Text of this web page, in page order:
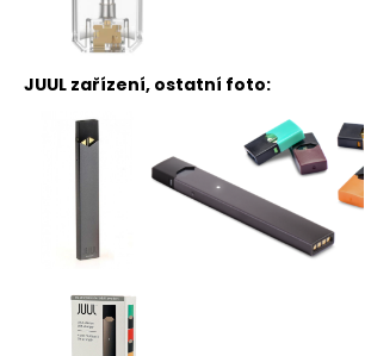
JUUL zařízení, ostatní foto: